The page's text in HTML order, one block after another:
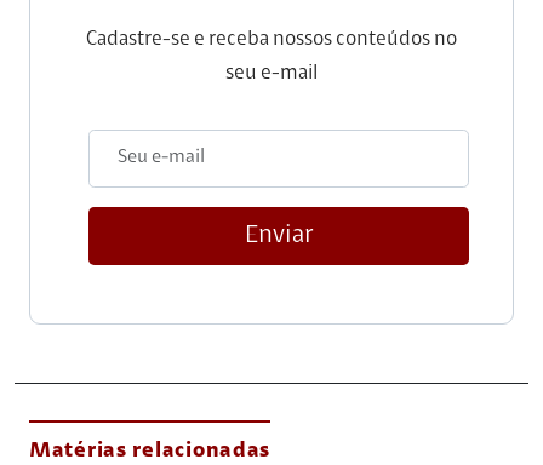
Cadastre-se e receba nossos conteúdos no
seu e-mail
Enviar
Matérias relacionadas